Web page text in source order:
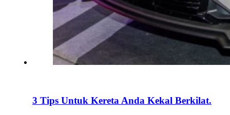
3 Tips Untuk Kereta Anda Kekal Berkilat.